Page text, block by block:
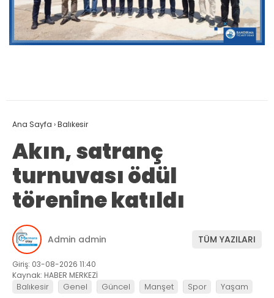
Ana Sayfa ›Balıkesir
Akın, satranç
turnuvası ödül
törenine katıldı
Admin admin TÜM YAZILARI
Giriş: 03-08-2026 11:40
Kaynak: HABER MERKEZİ
Balıkesir Genel Güncel Manşet Spor Yaşam